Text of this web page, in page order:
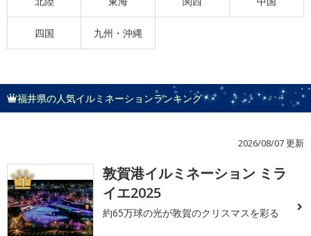
四国 九州・沖縄
福井県の人気イルミネーションランキング
2026/08/07 更新
1
敦賀港イルミネーション ミラ
イエ2025
約65万球の光が敦賀のクリスマスを彩る